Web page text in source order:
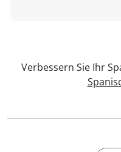
Verbessern Sie Ihr